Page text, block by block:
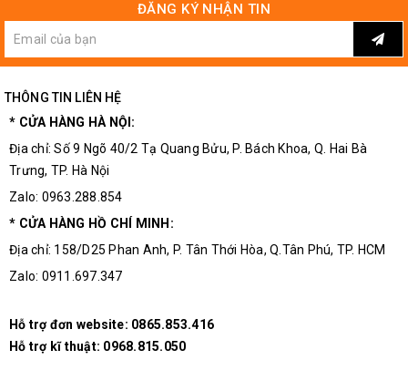
ĐĂNG KÝ NHẬN TIN
THÔNG TIN LIÊN HỆ
* CỬA HÀNG HÀ NỘI:
Địa chỉ: Số 9 Ngõ 40/2 Tạ Quang Bửu, P. Bách Khoa, Q. Hai Bà
Trưng, TP. Hà Nội
Zalo: 0963.288.854
* CỬA HÀNG HỒ CHÍ MINH:
Địa chỉ: 158/D25 Phan Anh, P. Tân Thới Hòa, Q.Tân Phú, TP. HCM
Zalo: 0911.697.347
Hỗ trợ đơn website: 0865.853.416
Hỗ trợ kĩ thuật: 0968.815.050